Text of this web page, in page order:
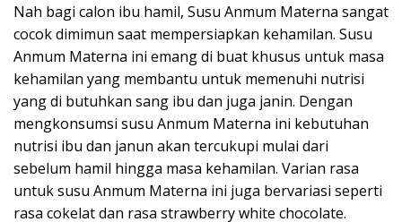
Nah bagi calon ibu hamil, Susu Anmum Materna sangat
cocok dimimun saat mempersiapkan kehamilan. Susu
Anmum Materna ini emang di buat khusus untuk masa
kehamilan yang membantu untuk memenuhi nutrisi
yang di butuhkan sang ibu dan juga janin. Dengan
mengkonsumsi susu Anmum Materna ini kebutuhan
nutrisi ibu dan janun akan tercukupi mulai dari
sebelum hamil hingga masa kehamilan. Varian rasa
untuk susu Anmum Materna ini juga bervariasi seperti
rasa cokelat dan rasa strawberry white chocolate.